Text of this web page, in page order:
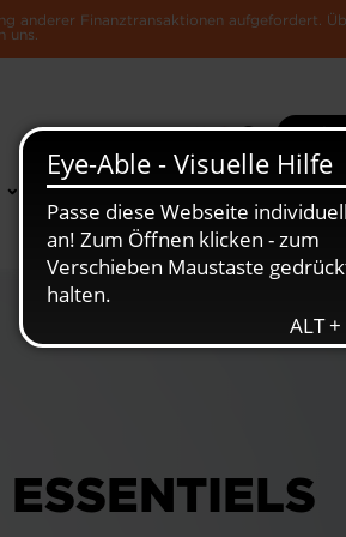
anderer Finanztransaktionen aufgefordert.
uns.
Suche Mehr
News &
Die